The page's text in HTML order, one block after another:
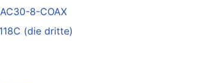
8-COAX
(die dritte)